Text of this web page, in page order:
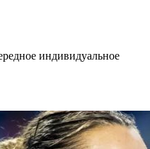
индивидуальное